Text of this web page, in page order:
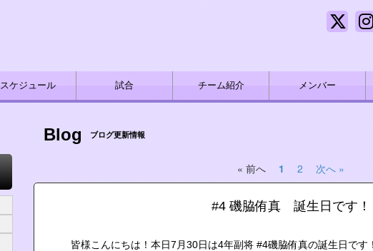
スケジュール 試合 チーム紹介 メンバー
Blog ブログ更新情報
« 前へ 1 2 次へ »
#4 磯脇侑真 誕生日です！
皆様こんにちは！本日7月30日は4年副将 #4磯脇侑真の誕生日です